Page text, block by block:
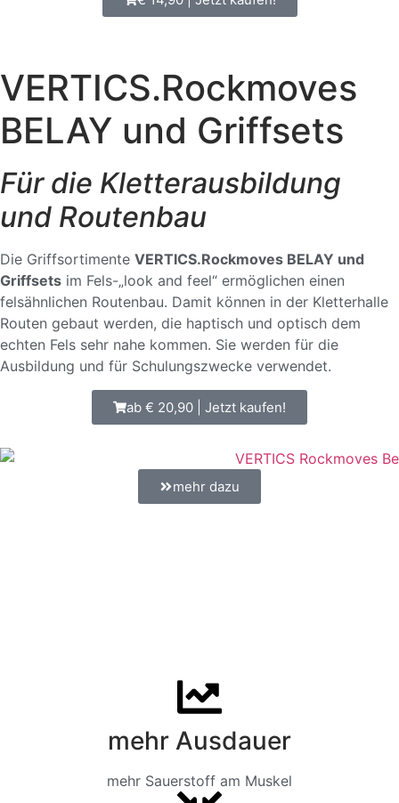
VERTICS.Rockmoves
BELAY und Griffsets
Für die Kletterausbildung
und Routenbau
Die Griffsortimente VERTICS.Rockmoves BELAY und
Griffsets im Fels-„look and feel“ ermöglichen einen
felsähnlichen Routenbau. Damit können in der Kletterhalle
Routen gebaut werden, die haptisch und optisch dem
echten Fels sehr nahe kommen. Sie werden für die
Ausbildung und für Schulungszwecke verwendet.
ab € 20,90 | Jetzt kaufen!
mehr dazu
mehr Ausdauer
mehr Sauerstoff am Muskel